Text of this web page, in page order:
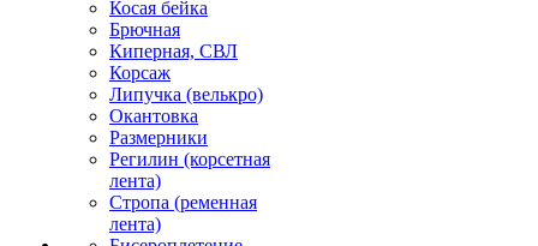
Косая бейка
Брючная
Киперная, СВЛ
Корсаж
Липучка (велькро)
Окантовка
Размерники
Регилин (корсетная
лента)
Стропа (ременная
лента)